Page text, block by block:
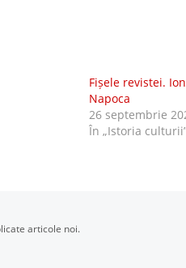
Fișele revistei.
Napoca
26 septembrie
În „Istoria
articole noi.